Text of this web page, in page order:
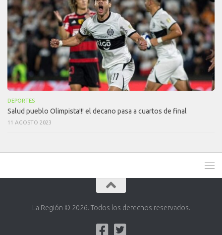
DEPORTES
Salud pueblo Olimpista!!! el decano pasa a cuartos de final
11 AGOSTO 2023
La Región © 2026. Todos los derechos reservados.